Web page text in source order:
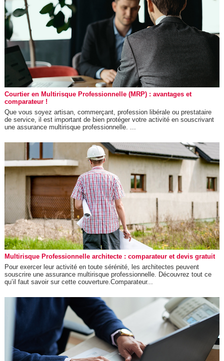
Courtier en Multirisque Professionnelle (MRP) : avantages et
comparateur !
Que vous soyez artisan, commerçant, profession libérale ou prestataire
de service, il est important de bien protéger votre activité en souscrivant
une assurance multirisque professionnelle. ...
Multirisque Professionnelle architecte : comparateur et devis gratuit
Pour exercer leur activité en toute sérénité, les architectes peuvent
souscrire une assurance multirisque professionnelle. Découvrez tout ce
qu’il faut savoir sur cette couverture.Comparateur...